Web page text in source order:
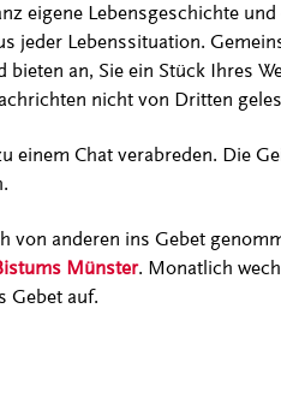
eigene Lebensgeschichte
jeder Lebenssituation.
an, Sie ein Stück Ihres
nicht von Dritten
einem Chat verabreden. Die
von anderen ins Gebet
Münster. Monatlich
Gebet auf.